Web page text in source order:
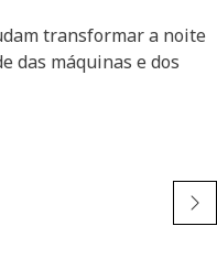
transformar a noite
das máquinas e dos
das grandes como
máquinas na sua